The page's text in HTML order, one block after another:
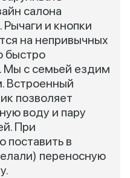
салона
и кнопки
на непривычных
быстро
Мы с семьей ездим
Встроенный
позволяет
воду и пару
При
в
переносную